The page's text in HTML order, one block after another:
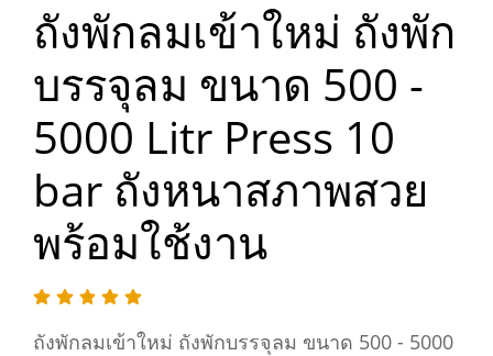
ถังพักลมเข้าใหม่ ถังพัก
บรรจุลม ขนาด 500 -
5000 Litr Press 10
bar ถังหนาสภาพสวย
พร้อมใช้งาน
ถังพักลมเข้าใหม่ ถังพักบรรจุลม ขนาด 500 - 5000